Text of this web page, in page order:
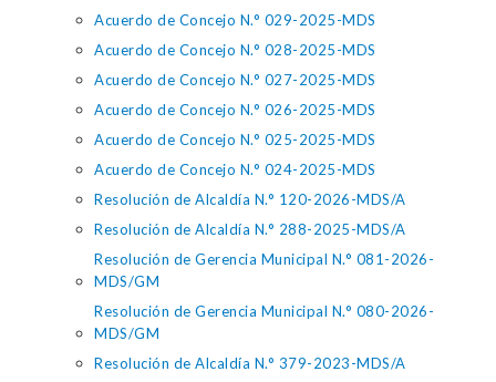
Acuerdo de Concejo N.° 029-2025-MDS
Acuerdo de Concejo N.° 028-2025-MDS
Acuerdo de Concejo N.° 027-2025-MDS
Acuerdo de Concejo N.° 026-2025-MDS
Acuerdo de Concejo N.° 025-2025-MDS
Acuerdo de Concejo N.° 024-2025-MDS
Resolución de Alcaldía N.° 120-2026-MDS/A
Resolución de Alcaldía N.° 288-2025-MDS/A
Resolución de Gerencia Municipal N.° 081-2026-
MDS/GM
Resolución de Gerencia Municipal N.° 080-2026-
MDS/GM
Resolución de Alcaldía N.° 379-2023-MDS/A